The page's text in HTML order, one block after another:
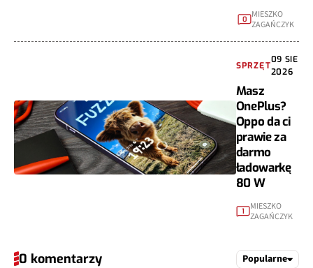
0
MIESZKO
ZAGAŃCZYK
SPRZĘT
09 SIE
2026
Masz
OnePlus?
Oppo da ci
prawie za
darmo
ładowarkę
80 W
1
MIESZKO
ZAGAŃCZYK
0 komentarzy Popularne